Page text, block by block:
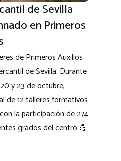
de Sevilla
en Primeros
de Primeros Auxilios
de Sevilla. Durante
y 23 de octubre,
de 12 talleres formativos
la participación de 274
grados del centro 💪